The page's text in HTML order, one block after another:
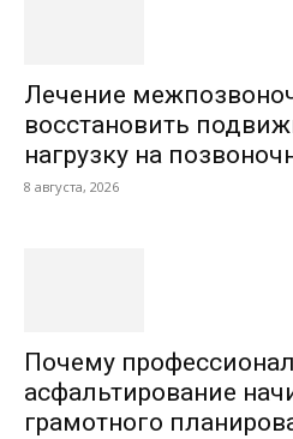
Лечение
восстановить
нагрузку на
8 августа, 2026
Почему
асфальтирование
грамотного